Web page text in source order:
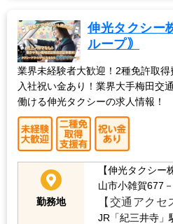
伸光タクシー
ループ｠
業界未経験者大歓迎！2種免許取
入社祝い金あり！業界大手梅田交
働ける伸光タクシーの求人情報！
勤務地
【伸光タクシ
山市小雑賀677
【交通アクセ
JR「紀三井寺」